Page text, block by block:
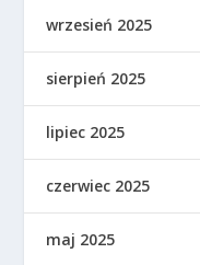
wrzesień 2025
sierpień 2025
lipiec 2025
czerwiec 2025
maj 2025